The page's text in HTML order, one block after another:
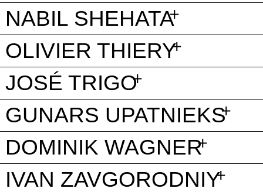
NABIL SHEHATA
OLIVIER THIERY
JOSÉ TRIGO
GUNARS UPATNIEKS
DOMINIK WAGNER
IVAN ZAVGORODNIY